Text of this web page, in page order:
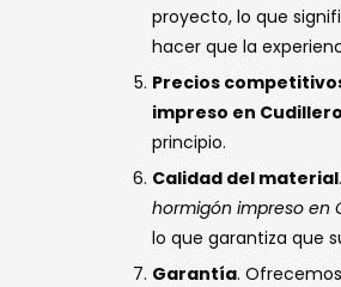
proyecto, lo que
hacer que la
Precios
impreso en Cudillero
principio.
Calidad del material
hormigón impreso en
lo que garantiza que
Garantía.